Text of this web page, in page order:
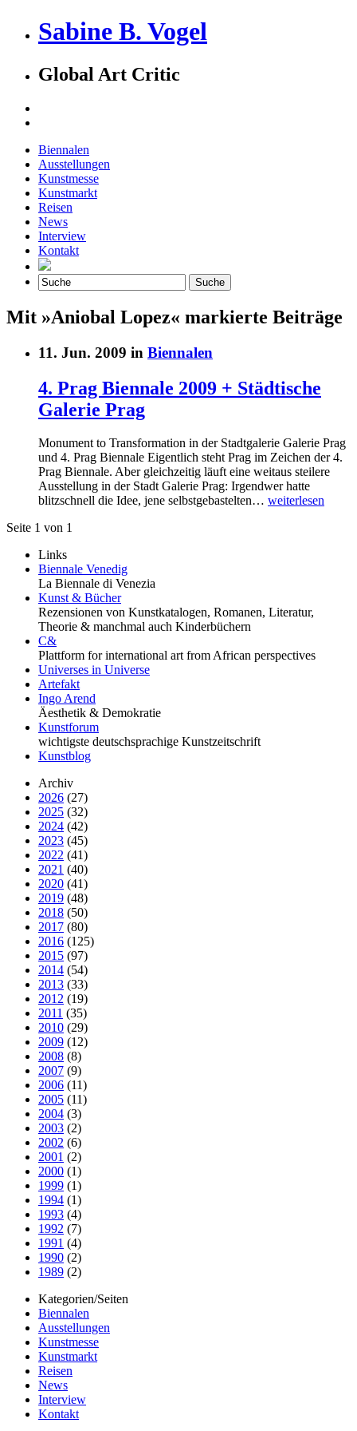
Sabine B. Vogel
Global Art Critic
Biennalen
Ausstellungen
Kunstmesse
Kunstmarkt
Reisen
News
Interview
Kontakt
Mit »Aniobal Lopez« markierte Beiträge
11. Jun. 2009 in Biennalen
4. Prag Biennale 2009 + Städtische
Galerie Prag
Monument to Transformation in der Stadtgalerie Galerie Prag
und 4. Prag Biennale Eigentlich steht Prag im Zeichen der 4.
Prag Biennale. Aber gleichzeitig läuft eine weitaus steilere
Ausstellung in der Stadt Galerie Prag: Irgendwer hatte
blitzschnell die Idee, jene selbstgebastelten… weiterlesen
Seite 1 von 1
Links
Biennale Venedig
La Biennale di Venezia
Kunst & Bücher
Rezensionen von Kunstkatalogen, Romanen, Literatur,
Theorie & manchmal auch Kinderbüchern
C&
Plattform for international art from African perspectives
Universes in Universe
Artefakt
Ingo Arend
Äesthetik & Demokratie
Kunstforum
wichtigste deutschsprachige Kunstzeitschrift
Kunstblog
Archiv
2026 (27)
2025 (32)
2024 (42)
2023 (45)
2022 (41)
2021 (40)
2020 (41)
2019 (48)
2018 (50)
2017 (80)
2016 (125)
2015 (97)
2014 (54)
2013 (33)
2012 (19)
2011 (35)
2010 (29)
2009 (12)
2008 (8)
2007 (9)
2006 (11)
2005 (11)
2004 (3)
2003 (2)
2002 (6)
2001 (2)
2000 (1)
1999 (1)
1994 (1)
1993 (4)
1992 (7)
1991 (4)
1990 (2)
1989 (2)
Kategorien/Seiten
Biennalen
Ausstellungen
Kunstmesse
Kunstmarkt
Reisen
News
Interview
Kontakt